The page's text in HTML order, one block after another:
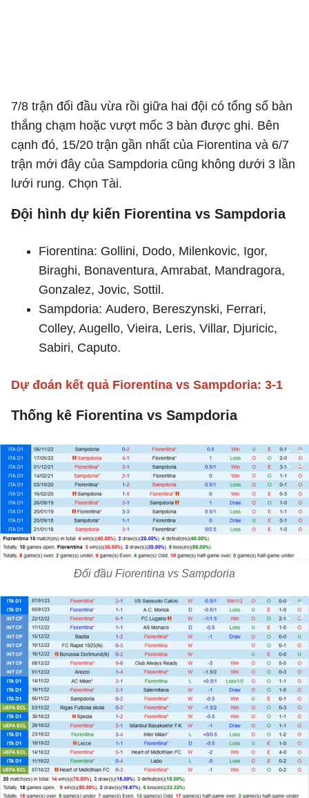
7/8 trận đối đầu vừa rồi giữa hai đội có tổng số bàn
thắng chạm hoặc vượt mốc 3 bàn được ghi. Bên
cạnh đó, 15/20 trận gần nhất của Fiorentina và 6/7
trận mới đây của Sampdoria cũng không dưới 3 lần
lưới rung. Chọn Tài.
Đội hình dự kiến Fiorentina vs Sampdoria
Fiorentina: Gollini, Dodo, Milenkovic, Igor,
Biraghi, Bonaventura, Amrabat, Mandragora,
Gonzalez, Jovic, Sottil.
Sampdoria: Audero, Bereszynski, Ferrari,
Colley, Augello, Vieira, Leris, Villar, Djuricic,
Sabiri, Caputo.
Dự đoán kết quả Fiorentina vs Sampdoria: 3-1
Thống kê Fiorentina vs Sampdoria
Đối đầu Fiorentina vs Sampdoria